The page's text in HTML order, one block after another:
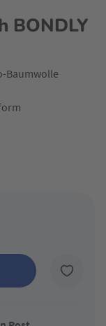
BONDLY
Baumwolle